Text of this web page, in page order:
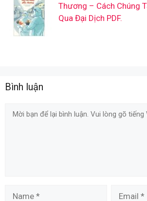
Thương – Cách Chúng
Qua Đại Dịch PDF.
Bình luận
Comment